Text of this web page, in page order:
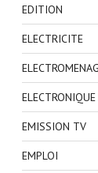
EDITION
ELECTRICITE
EMISSION TV
EMPLOI